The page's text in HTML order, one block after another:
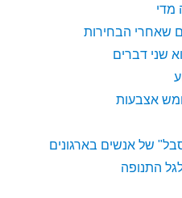
מדי
שאחרי הבחירות
שני דברים
אצבעות
של אנשים בארגונים
התנופה